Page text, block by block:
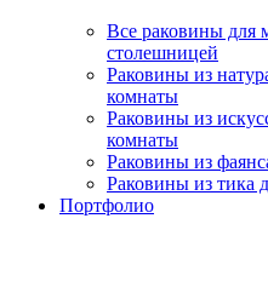
Все раковины для
столешницей
Раковины из
комнаты
Раковины из
комнаты
Раковины из
Раковины из тика
Портфолио